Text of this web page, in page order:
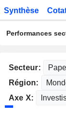
Synthèse
Performances
Secteur:
Région:
Axe X: